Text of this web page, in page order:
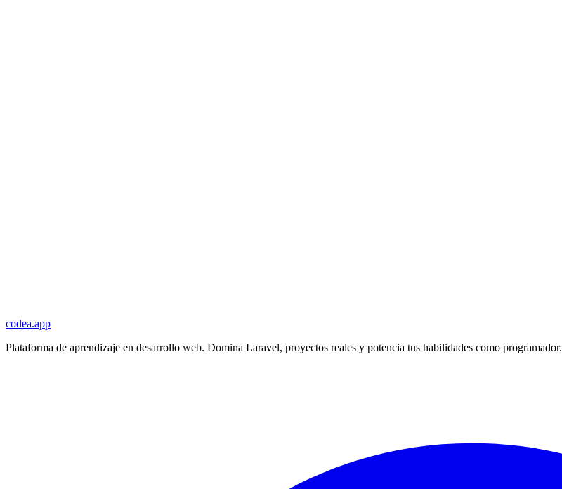
codea.app
Plataforma de aprendizaje en desarrollo web. Domina Laravel, proyectos reales y potencia tus habilidades como programador.